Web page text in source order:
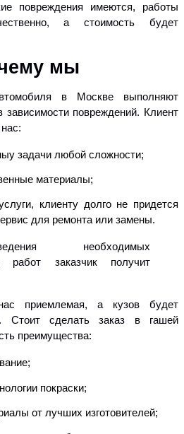
повреждения имеются, работы
а стоимость будет
мы
в Москве выполняют
зависимости повреждений. Клиент
задачи любой сложности;
материалы;
клиенту долго не придется
для ремонта или замены.
необходимых
работ заказчик получит
приемлемая, а кузов будет
Стоит сделать заказ в гашей
преимущества:
покраски;
от лучших изготовителей;